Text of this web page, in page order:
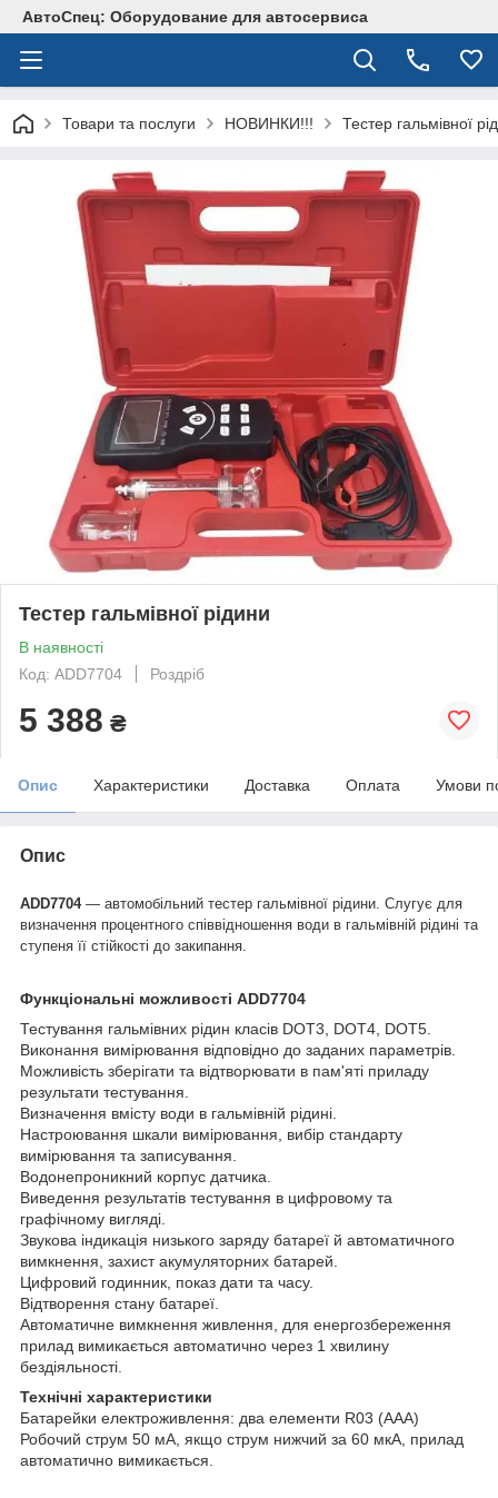
АвтоСпец: Оборудование для автосервиса
Товари та послуги НОВИНКИ!!! Тестер гальмівної
Тестер гальмівної рідини
В наявності
Код: ADD7704
Роздріб
5 388 ₴
Опис Характеристики Доставка Оплата Умови
Опис
ADD7704— автомобільний тестер гальмівної рідини. Слугує для
визначення процентного співвідношення води в гальмівній рідині та
ступеня її стійкості до закипання.
Функціональні можливості ADD7704
Тестування гальмівних рідин класів DOT3, DOT4, DOT5.
Виконання вимірювання відповідно до заданих параметрів.
Можливість зберігати та відтворювати в пам'яті приладу
результати тестування.
Визначення вмісту води в гальмівній рідині.
Настроювання шкали вимірювання, вибір стандарту
вимірювання та записування.
Водонепроникний корпус датчика.
Виведення результатів тестування в цифровому та
графічному вигляді.
Звукова індикація низького заряду батареї й автоматичного
вимкнення, захист акумуляторних батарей.
Цифровий годинник, показ дати та часу.
Відтворення стану батареї.
Автоматичне вимкнення живлення, для енергозбереження
прилад вимикається автоматично через 1 хвилину
бездіяльності.
Технічні характеристики
Батарейки електроживлення: два елементи R03 (AAA)
Робочий струм 50 мА, якщо струм нижчий за 60 мкА, прилад
автоматично вимикається.